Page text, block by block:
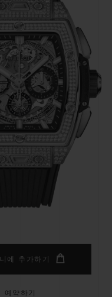
에 추가하기
예약하기
스피릿 오브 빅뱅
온라인 익스클루시브